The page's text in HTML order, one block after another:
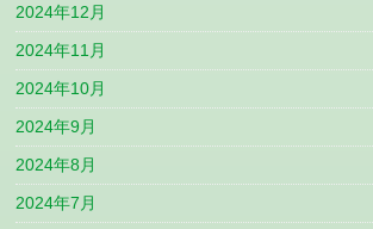
2024年12月
2024年11月
2024年10月
2024年9月
2024年8月
2024年7月